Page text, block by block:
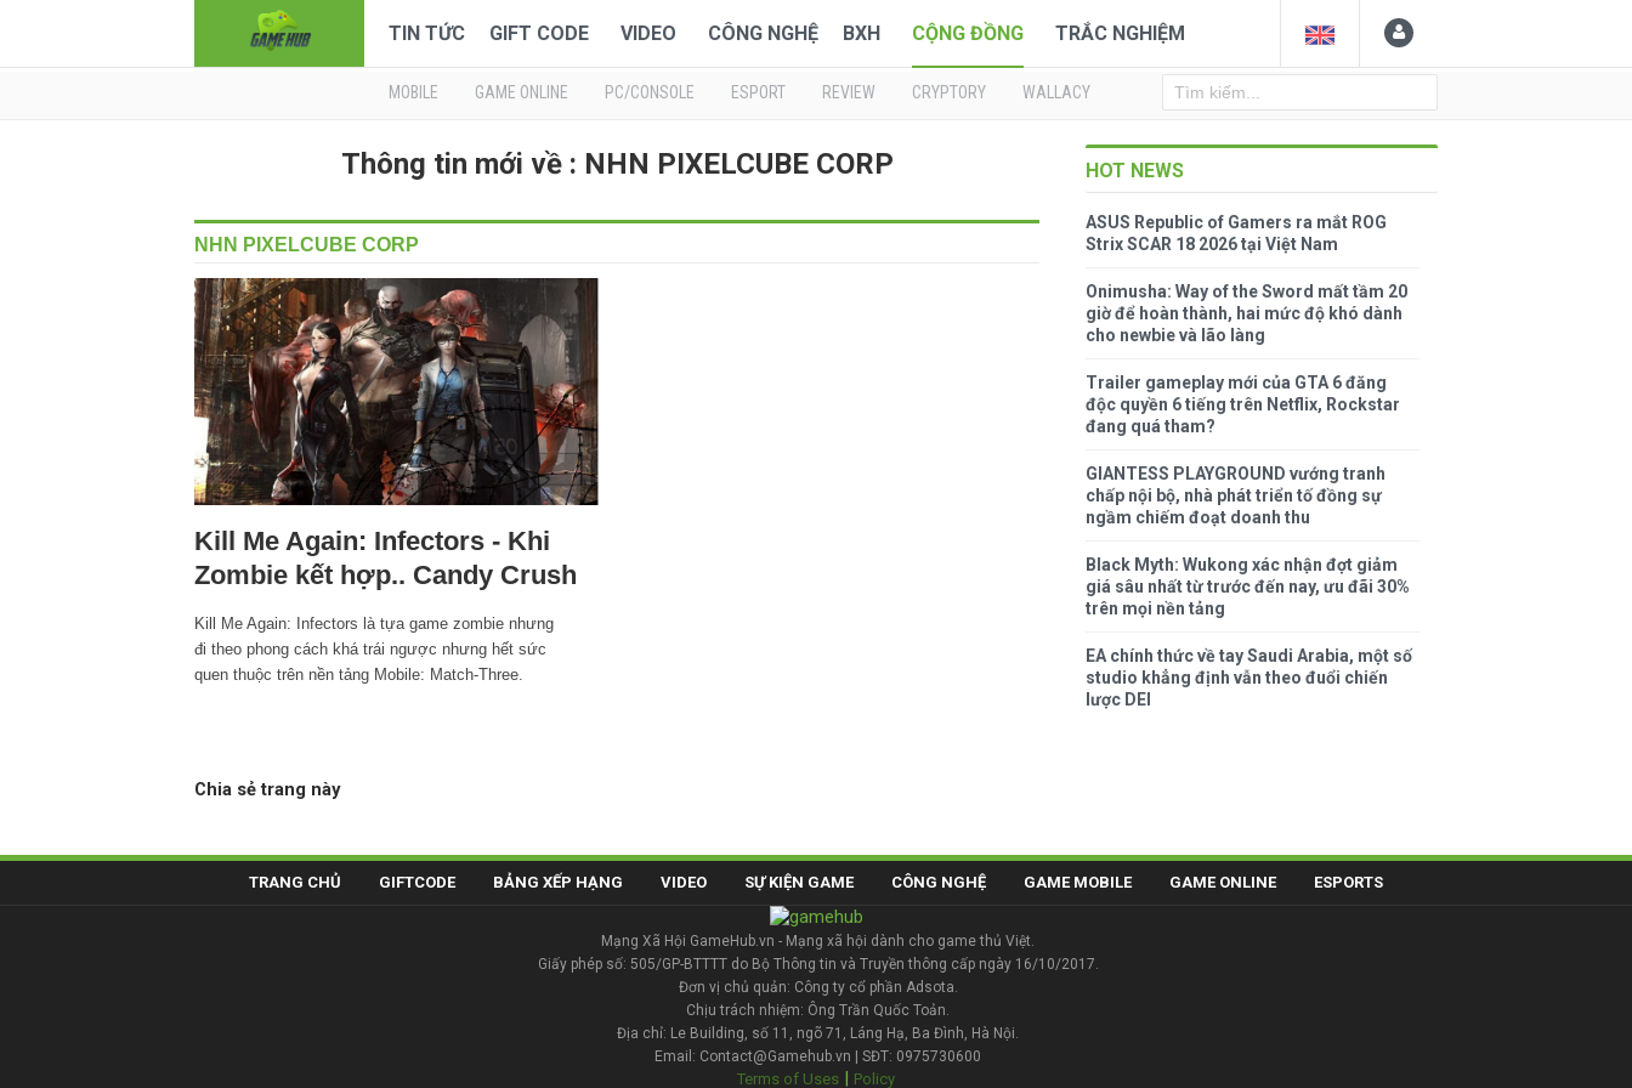
TIN TỨC GIFT CODE VIDEO CÔNG NGHỆ BXH CỘNG ĐỒNG TRẮC NGHIỆM
MOBILE GAME ONLINE PC/CONSOLE ESPORT REVIEW CRYPTORY WALLACY
Thông tin mới về : NHN PIXELCUBE CORP
NHN PIXELCUBE CORP
Kill Me Again: Infectors - Khi
Zombie kết hợp.. Candy Crush
Kill Me Again: Infectors là tựa game zombie nhưng
đi theo phong cách khá trái ngược nhưng hết sức
quen thuộc trên nền tảng Mobile: Match-Three.
Chia sẻ trang này
HOT NEWS
ASUS Republic of Gamers ra mắt ROG
Strix SCAR 18 2026 tại Việt Nam
Onimusha: Way of the Sword mất tầm 20
giờ để hoàn thành, hai mức độ khó dành
cho newbie và lão làng
Trailer gameplay mới của GTA 6 đăng
độc quyền 6 tiếng trên Netflix, Rockstar
đang quá tham?
GIANTESS PLAYGROUND vướng tranh
chấp nội bộ, nhà phát triển tố đồng sự
ngầm chiếm đoạt doanh thu
Black Myth: Wukong xác nhận đợt giảm
giá sâu nhất từ trước đến nay, ưu đãi 30%
trên mọi nền tảng
EA chính thức về tay Saudi Arabia, một số
studio khẳng định vẫn theo đuổi chiến
lược DEI
TRANG CHỦ GIFTCODE BẢNG XẾP HẠNG VIDEO SỰ KIỆN GAME CÔNG NGHỆ GAME MOBILE GAME ONLINE ESPORTS
Mạng Xã Hội GameHub.vn - Mạng xã hội dành cho game thủ Việt.
Giấy phép số: 505/GP-BTTTT do Bộ Thông tin và Truyền thông cấp ngày 16/10/2017.
Đơn vị chủ quản: Công ty cổ phần Adsota.
Chịu trách nhiệm: Ông Trần Quốc Toản.
Địa chỉ: Le Building, số 11, ngõ 71, Láng Hạ, Ba Đình, Hà Nội.
Email: Contact@Gamehub.vn | SĐT: 0975730600
Terms of Uses | Policy